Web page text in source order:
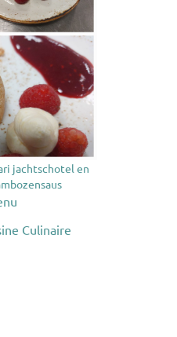
jachtschotel en
Culinaire